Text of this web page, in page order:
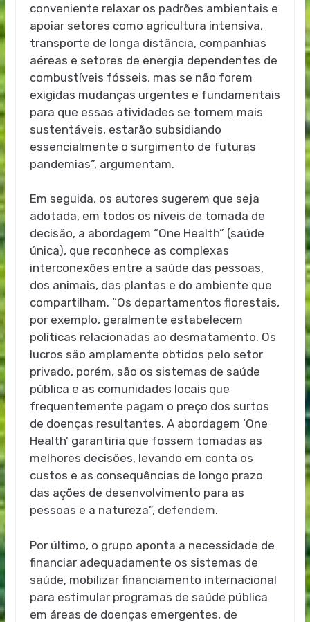
conveniente relaxar os padrões ambientais e
apoiar setores como agricultura intensiva,
transporte de longa distância, companhias
aéreas e setores de energia dependentes de
combustíveis fósseis, mas se não forem
exigidas mudanças urgentes e fundamentais
para que essas atividades se tornem mais
sustentáveis, estarão subsidiando
essencialmente o surgimento de futuras
pandemias”, argumentam.
Em seguida, os autores sugerem que seja
adotada, em todos os níveis de tomada de
decisão, a abordagem “One Health” (saúde
única), que reconhece as complexas
interconexões entre a saúde das pessoas,
dos animais, das plantas e do ambiente que
compartilham. “Os departamentos florestais,
por exemplo, geralmente estabelecem
políticas relacionadas ao desmatamento. Os
lucros são amplamente obtidos pelo setor
privado, porém, são os sistemas de saúde
pública e as comunidades locais que
frequentemente pagam o preço dos surtos
de doenças resultantes. A abordagem ‘One
Health’ garantiria que fossem tomadas as
melhores decisões, levando em conta os
custos e as consequências de longo prazo
das ações de desenvolvimento para as
pessoas e a natureza”, defendem.
Por último, o grupo aponta a necessidade de
financiar adequadamente os sistemas de
saúde, mobilizar financiamento internacional
para estimular programas de saúde pública
em áreas de doenças emergentes, de